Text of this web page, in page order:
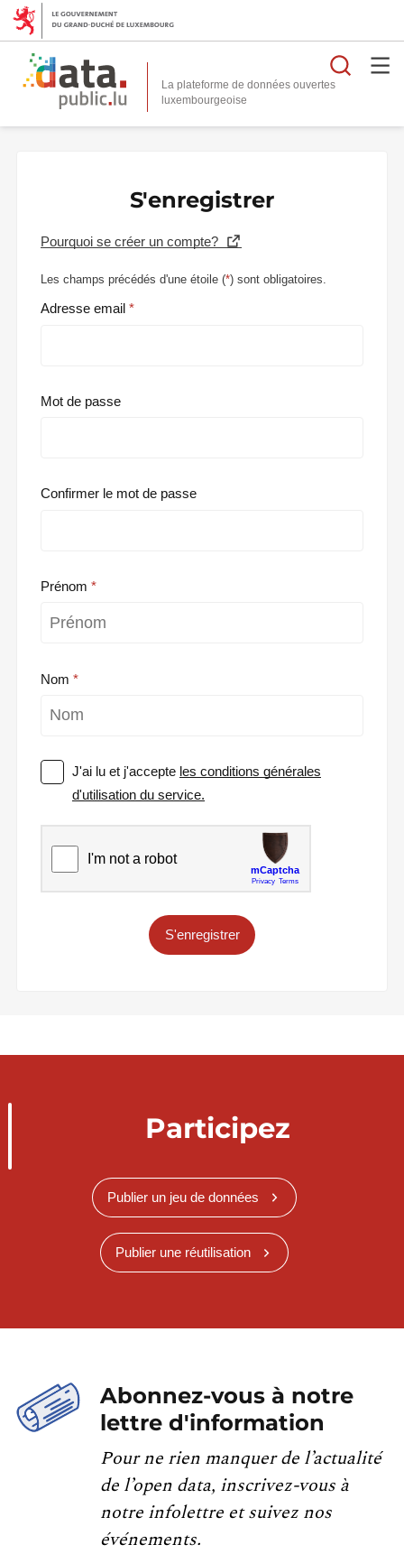
La plateforme de données ouvertes
S'enregistrer
Pourquoi se créer un compte?
Les champs précédés d'une étoile (*) sont obligatoires.
Adresse email
Mot de passe
Confirmer le mot de passe
Prénom
Nom
J'ai lu et j'accepte les conditions générales
d'utilisation du service.
S'enregistrer
Participez
Publier un jeu de données
Publier une réutilisation
Abonnez-vous à notre
lettre d'information
Pour ne rien manquer de l’actualité
de l’open data, inscrivez-vous à
notre infolettre et suivez nos
événements.